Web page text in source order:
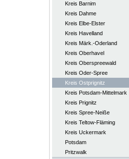
Kreis Barnim
Kreis Dahme
Kreis Elbe-Elster
Kreis Havelland
Kreis Märk.-Oderland
Kreis Oberhavel
Kreis Oberspreewald
Kreis Oder-Spree
Kreis Ostprignitz
Kreis Potsdam-Mittelmark
Kreis Prignitz
Kreis Spree-Neiße
Kreis Teltow-Fläming
Kreis Uckermark
Potsdam
Pritzwalk